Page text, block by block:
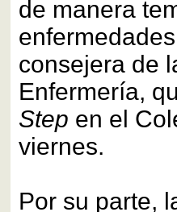
de manera
consejera de
Enfermería,
Step en el
viernes.
Por su parte,